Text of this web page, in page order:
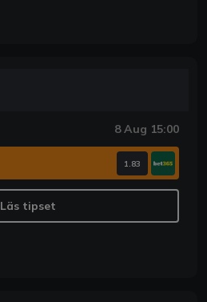
8 Aug 15:00
1.83
Läs tipset